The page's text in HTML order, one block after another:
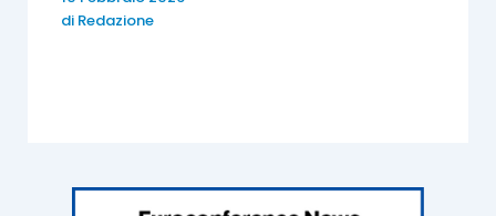
di Redazione